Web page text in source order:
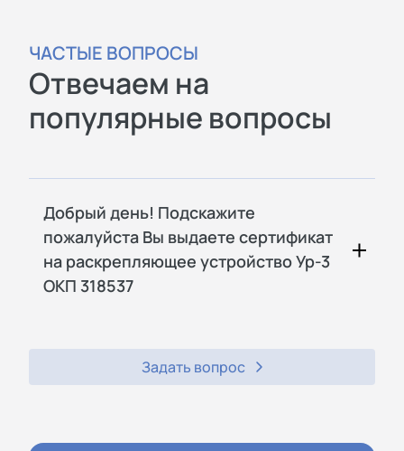
ЧАСТЫЕ ВОПРОСЫ
Отвечаем на
популярные вопросы
Добрый день! Подскажите
пожалуйста Вы выдаете сертификат
на раскрепляющее устройство Ур-3
ОКП 318537
Задать вопрос